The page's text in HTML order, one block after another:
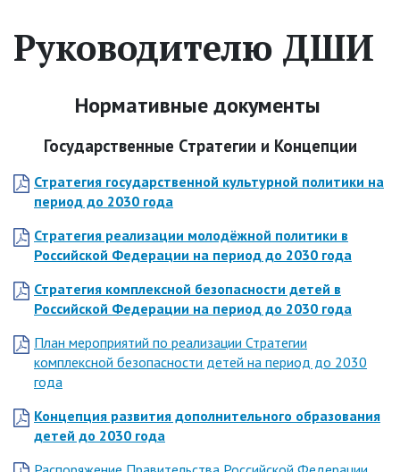
Руководителю ДШИ
Нормативные документы
Государственные Стратегии и Концепции
Стратегия государственной культурной политики на
период до 2030 года
Стратегия реализации молодёжной политики в
Российской Федерации на период до 2030 года
Стратегия комплексной безопасности детей в
Российской Федерации на период до 2030 года
План мероприятий по реализации Стратегии
комплексной безопасности детей на период до 2030
года
Концепция развития дополнительного образования
детей до 2030 года